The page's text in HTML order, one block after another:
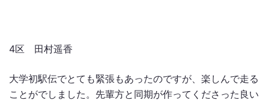
4区 田村遥香
大学初駅伝でとても緊張もあったのですが、楽しんで走る
ことがでしました。先輩方と同期が作ってくださった良い